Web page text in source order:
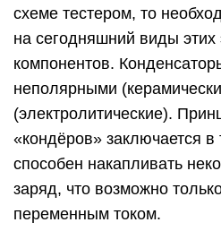
схеме тестером, то
на сегодняшний виды этих
компонентов.
неполярными
(электролитические).
«кондёров» заключается в
способен накапливать
заряд, что возможно
переменным током.